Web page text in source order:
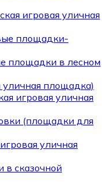
игровая уличная
площадки-
площадки в лесном
уличная площадка)
игровая уличная
(площадки для
уличная
сказочной